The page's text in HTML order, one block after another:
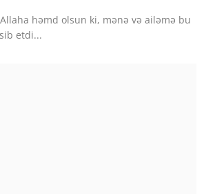
həmd olsun ki, mənə və ailəmə bu
etdi...